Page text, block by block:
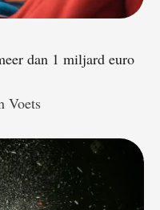
dan 1 miljard euro
Voets